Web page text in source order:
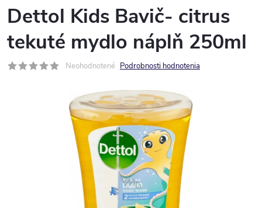
Dettol Kids Bavič- citrus
tekuté mydlo náplň 250ml
Neohodnotené Podrobnosti hodnotenia